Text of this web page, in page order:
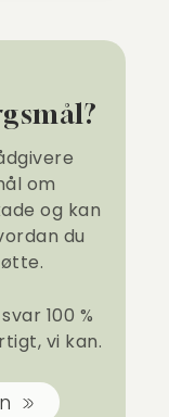
om
og kan
du
100 %
vi kan.